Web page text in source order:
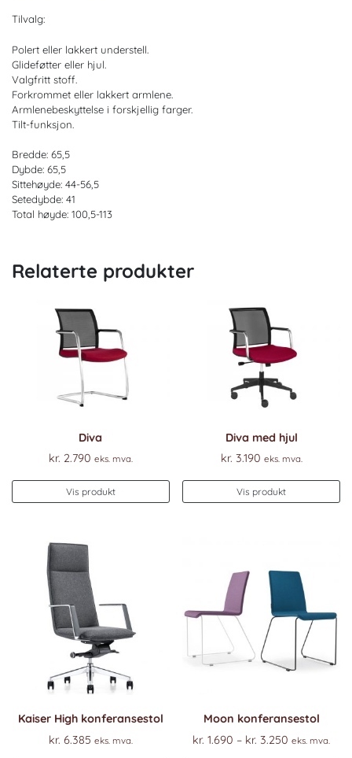
Tilvalg:
Polert eller lakkert understell.
Glideføtter eller hjul.
Valgfritt stoff.
Forkrommet eller lakkert armlene.
Armlenebeskyttelse i forskjellig farger.
Tilt-funksjon.
Bredde: 65,5
Dybde: 65,5
Sittehøyde: 44-56,5
Setedybde: 41
Total høyde: 100,5-113
Relaterte produkter
Diva
kr. 2.790 eks. mva.
Vis produkt
Diva med hjul
kr. 3.190 eks. mva.
Vis produkt
Kaiser High konferansestol
kr. 6.385 eks. mva.
Moon konferansestol
kr. 1.690 – kr. 3.250 Prisområde:
eks. mva.